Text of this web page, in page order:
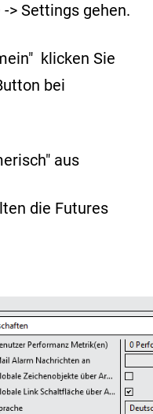
> Settings gehen.
klicken Sie
bei
aus
die Futures